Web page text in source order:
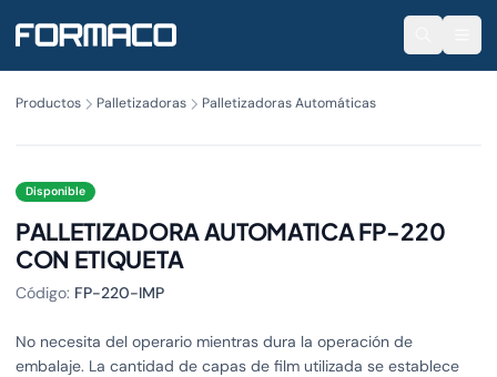
Productos Palletizadoras Palletizadoras Automáticas
Disponible
PALLETIZADORA AUTOMATICA FP-220
CON ETIQUETA
Código: FP-220-IMP
No necesita del operario mientras dura la operación de
embalaje. La cantidad de capas de film utilizada se establece